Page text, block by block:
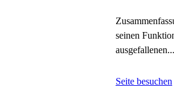
seinen
ausgefallenen...
Seite besuchen